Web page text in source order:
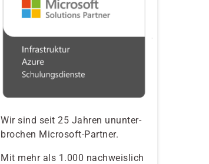
Wir sind seit 25 Jahren ununter-
brochen Microsoft-Partner.
Mit mehr als 1.000 nachweislich